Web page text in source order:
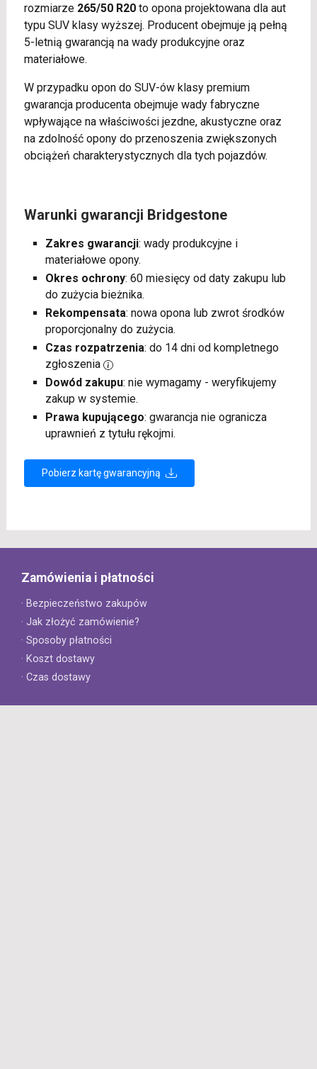
rozmiarze 265/50 R20to opona projektowana dla aut
typu SUV klasy wyższej. Producent obejmuje ją pełną
5-letnią gwarancją na wady produkcyjne oraz
materiałowe.
W przypadku opon do SUV-ów klasy premium
gwarancja producenta obejmuje wady fabryczne
wpływające na właściwości jezdne, akustyczne oraz
na zdolność opony do przenoszenia zwiększonych
obciążeń charakterystycznych dla tych pojazdów.
Warunki gwarancji Bridgestone
Zakres gwarancji: wady produkcyjne i
materiałowe opony.
Okres ochrony: 60 miesięcy od daty zakupu lub
do zużycia bieżnika.
Rekompensata: nowa opona lub zwrot środków
proporcjonalny do zużycia.
Czas rozpatrzenia: do 14 dni od kompletnego
zgłoszenia
Dowód zakupu: nie wymagamy - weryfikujemy
zakup w systemie.
Prawa kupującego: gwarancja nie ogranicza
uprawnień z tytułu rękojmi.
Pobierz kartę gwarancyjną
Zamówienia i płatności
· Bezpieczeństwo zakupów
· Jak złożyć zamówienie?
· Sposoby płatności
· Koszt dostawy
· Czas dostawy